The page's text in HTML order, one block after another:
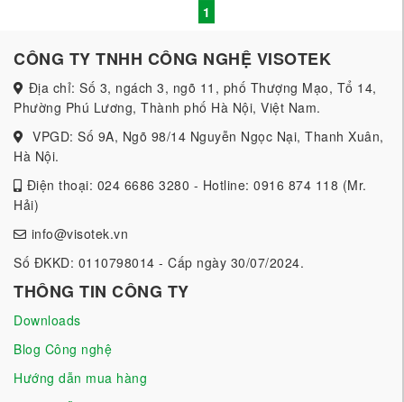
1
CÔNG TY TNHH CÔNG NGHỆ VISOTEK
Địa chỉ: Số 3, ngách 3, ngõ 11, phố Thượng Mạo, Tổ 14,
Phường Phú Lương, Thành phố Hà Nội, Việt Nam.
VPGD: Số 9A, Ngõ 98/14 Nguyễn Ngọc Nại, Thanh Xuân,
Hà Nội.
Điện thoại: 024 6686 3280 - Hotline: 0916 874 118 (Mr.
Hải)
info@visotek.vn
Số ĐKKD: 0110798014 - Cấp ngày 30/07/2024.
THÔNG TIN CÔNG TY
Downloads
Blog Công nghệ
Hướng dẫn mua hàng